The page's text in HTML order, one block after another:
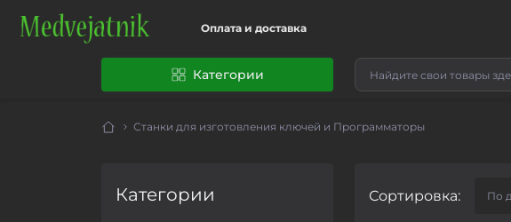
Оплата и доставка
Категории
Станки для изготовления ключей и Программаторы
Категории Сортировка: